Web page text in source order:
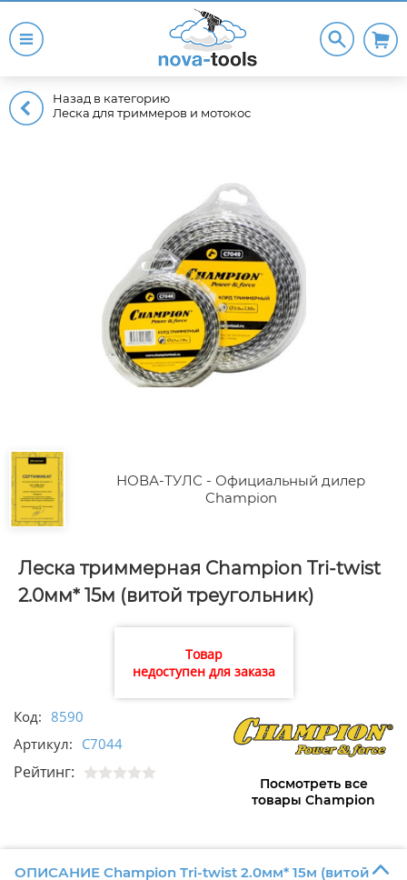
Назад в категорию
Леска для триммеров и мотокос
НОВА-ТУЛС - Официальный дилер
Champion
Леска триммерная Champion Tri-twist
2.0мм* 15м (витой треугольник)
Товар
недоступен для заказа
Код: 8590
Артикул: C7044
Рейтинг:
Посмотреть все
товары Champion
ОПИСАНИЕ Champion Tri-twist 2.0мм* 15м (витой